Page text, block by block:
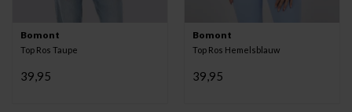
Bomont
Top Ros Taupe
39,95
Bomont
Top Ros Hemelsblauw
39,95